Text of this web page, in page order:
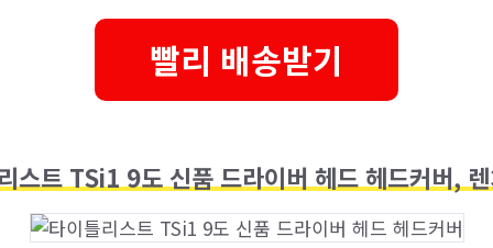
빨리 배송받기
스트 TSi1 9도 신품 드라이버 헤드 헤드커버,